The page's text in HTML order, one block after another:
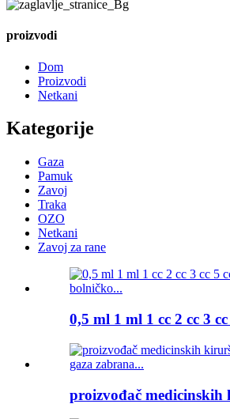
proizvodi
Dom
Proizvodi
Netkani
Kategorije
Gaza
Pamuk
Zavoj
Traka
OZO
Netkani
Zavoj za rane
0,5 ml 1 ml 1 cc 2 cc 3 cc
proizvođač